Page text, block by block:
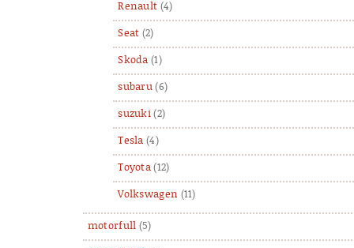
Renault (4)
Seat (2)
Skoda (1)
subaru (6)
suzuki (2)
Tesla (4)
Toyota (12)
Volkswagen (11)
motorfull (5)